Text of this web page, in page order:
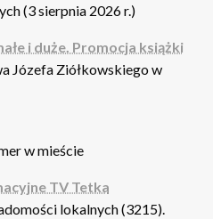
(3 sierpnia 2026 r.)
i duże. Promocja książki
Józefa Ziółkowskiego w
w mieście
TV Tetka
lokalnych (3215).